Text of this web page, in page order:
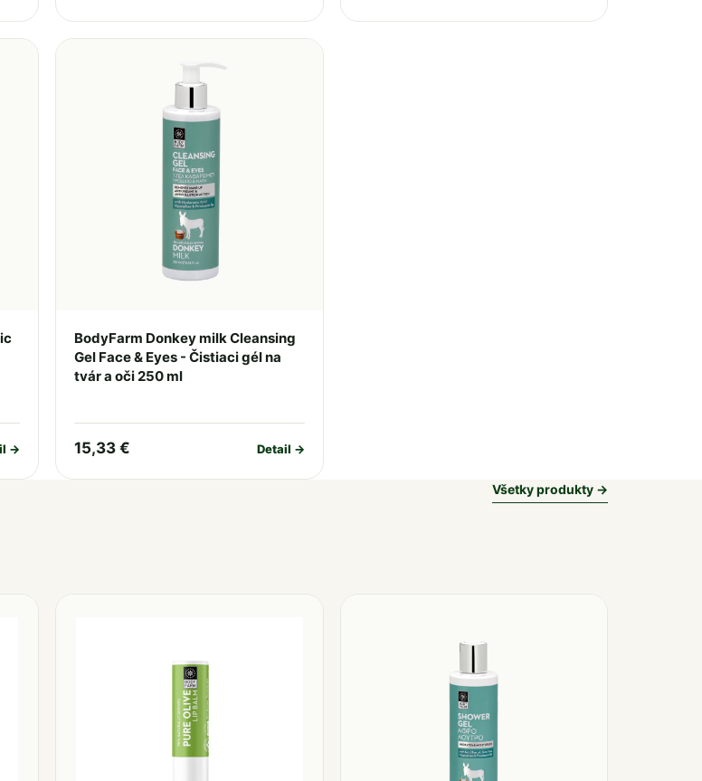
→
BodyFarm Donkey milk Cleansing
Gel Face & Eyes - Čistiaci gél na
tvár a oči 250 ml
15,33 € Detail →
Všetky produkty →